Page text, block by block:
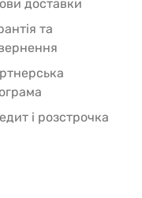
доставки
та
і розстрочка